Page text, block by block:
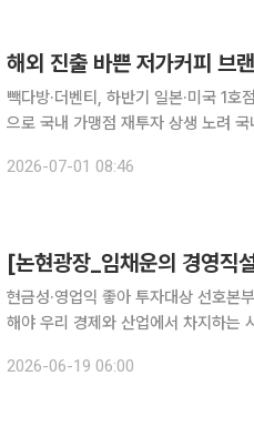
해외 진출 바쁜 저가커피 브
빽다방·더벤티, 하반기 일본·미국 1
으로 국내 가맹점 재투자 상생 노려 국내 저가 커피 프랜차이즈들이 일제히 해외로 보폭을 넓히고
2026-07-01 08:46
[논현광장_임채운의 경영직
현금성·영업익 좋아 투자대상 선호본
해야 우리 경제와 산업에서 차지하는 사모펀드의 존재감이 커지고 있다. 사모펀드(PEF: Private
는 펀드를 말한다. 공모펀드와 달리
2026-06-19 06:00